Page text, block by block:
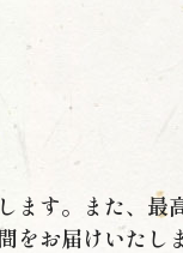
ます。また、最
をお届けいたしま